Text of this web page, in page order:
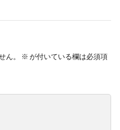
ん。 ※ が付いている欄は必須項